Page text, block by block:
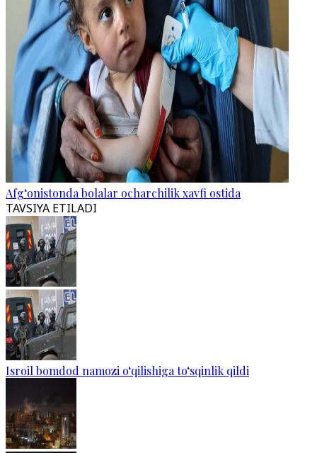
Afg‘onistonda bolalar ocharchilik xavfi ostida
TAVSIYA ETILADI
Isroil bomdod namozi o‘qilishiga to‘sqinlik qildi